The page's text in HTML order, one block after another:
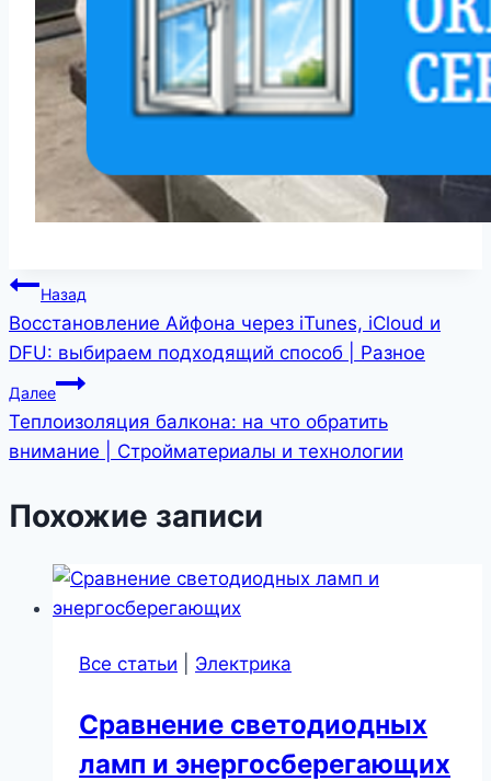
Навигация
по
записям
Назад
Восстановление Айфона через iTunes, iCloud и
DFU: выбираем подходящий способ | Разное
Далее
Теплоизоляция балкона: на что обратить
внимание | Стройматериалы и технологии
Похожие записи
Все статьи Электрика
Cравнение светодиодных
ламп и энергосберегающих